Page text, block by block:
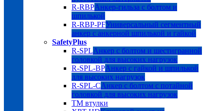
R-RBPАнкер-гильза с болтом и
шпилькой
R-RBP-PFУниверсальный сегментный
анкер с анкерной шпилькой и гайкой
SafetyPlus
R-SPLАнкер с болтом и шестигранной
головкой для высоких нагрузок
R-SPL-BPАнкер с гайкой и шпилькой
для высоких нагрузок
R-SPL-CАнкер с болтом с потайной
головкой для высоких нагрузок
TM втулки